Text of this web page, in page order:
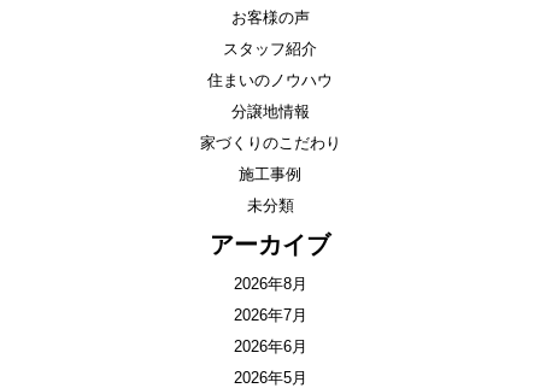
お客様の声
スタッフ紹介
住まいのノウハウ
分譲地情報
家づくりのこだわり
施工事例
未分類
アーカイブ
2026年8月
2026年7月
2026年6月
2026年5月